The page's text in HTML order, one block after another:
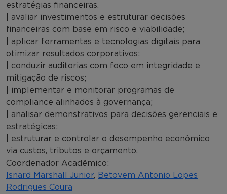
estratégias financeiras.
| avaliar investimentos e estruturar decisões
financeiras com base em risco e viabilidade;
| aplicar ferramentas e tecnologias digitais para
otimizar resultados corporativos;
| conduzir auditorias com foco em integridade e
mitigação de riscos;
| implementar e monitorar programas de
compliance alinhados à governança;
| analisar demonstrativos para decisões gerenciais e
estratégicas;
| estruturar e controlar o desempenho econômico
via custos, tributos e orçamento.
Coordenador Acadêmico:
Isnard Marshall Junior, Betovem Antonio Lopes
Rodrigues Coura